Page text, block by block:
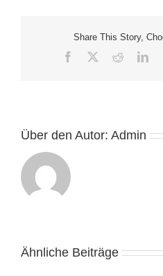
Share This Story,
Facebook Reddit
Über den Autor: Admin
Ähnliche Beiträge